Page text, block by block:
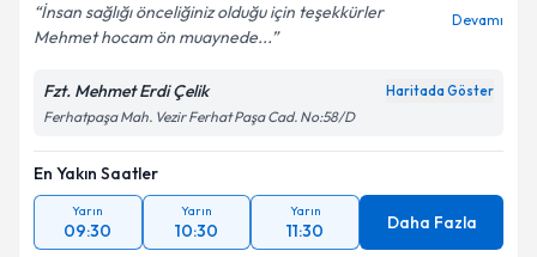
İnsan sağlığı önceliğiniz olduğu için teşekkürler
Mehmet hocam ön muaynede...
Devamı
Fzt. Mehmet Erdi Çelik Haritada Göster
Ferhatpaşa Mah. Vezir Ferhat Paşa Cad. No:58/D
En Yakın Saatler
Yarın
09:30
Yarın
10:30
Yarın
11:30 Daha Fazla